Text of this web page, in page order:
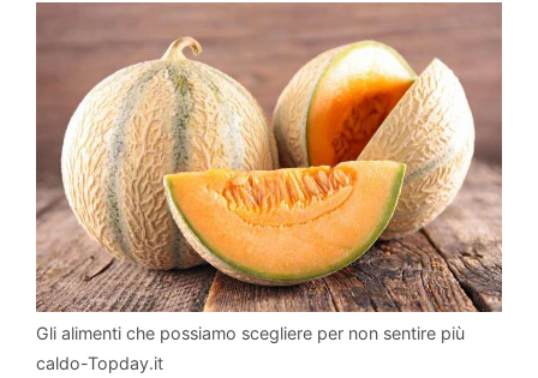
Gli alimenti che possiamo scegliere per non sentire più
caldo-Topday.it